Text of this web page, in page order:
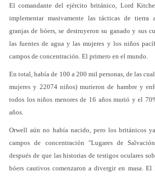
El comandante del ejército británico, Lord
implementar masivamente las tácticas de tierra
granjas de bóers, se destruyeron su ganado y sus
las fuentes de agua y las mujeres y los niños
campos de concentración. El primero en el mundo.
En total, había de 100 a 200 mil personas, de las
mujeres y 22074 niños) murieron de hambre y
todos los niños menores de 16 años murió y el
años.
Orwell aún no había nacido, pero los británicos
campos de concentración "Lugares de
después de que las historias de testigos oculares
bóers cautivos comenzaron a divergir en masa.